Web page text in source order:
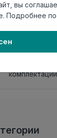
Страна
происхождения
Нет в
Внимание!
настоящем
вы
Подробнее по